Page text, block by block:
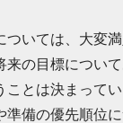
ついては、大変
来の目標につい
ことは決まって
準備の優先順位